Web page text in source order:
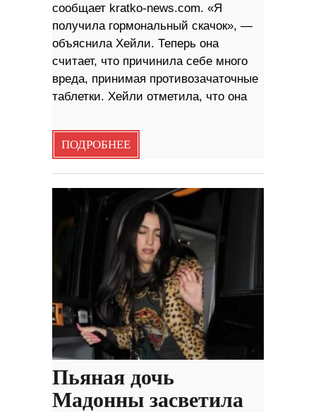
сообщает kratko-news.com. «Я
получила гормональный скачок», —
объяснила Хейли. Теперь она
считает, что причинила себе много
вреда, принимая противозачаточные
таблетки. Хейли отметила, что она
ПОДРОБНЕЕ
Пьяная дочь
Мадонны засветила